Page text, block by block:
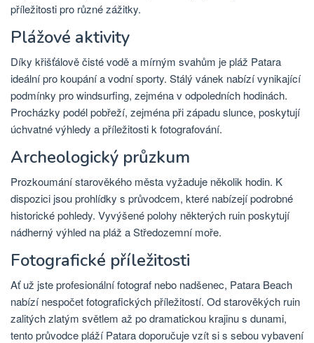
příležitosti pro různé zážitky.
Plážové aktivity
Díky křišťálově čisté vodě a mírným svahům je pláž Patara
ideální pro koupání a vodní sporty. Stálý vánek nabízí vynikající
podmínky pro windsurfing, zejména v odpoledních hodinách.
Procházky podél pobřeží, zejména při západu slunce, poskytují
úchvatné výhledy a příležitosti k fotografování.
Archeologický průzkum
Prozkoumání starověkého města vyžaduje několik hodin. K
dispozici jsou prohlídky s průvodcem, které nabízejí podrobné
historické pohledy. Vyvýšené polohy některých ruin poskytují
nádherný výhled na pláž a Středozemní moře.
Fotografické příležitosti
Ať už jste profesionální fotograf nebo nadšenec, Patara Beach
nabízí nespočet fotografických příležitostí. Od starověkých ruin
zalitých zlatým světlem až po dramatickou krajinu s dunami,
tento průvodce pláží Patara doporučuje vzít si s sebou vybavení